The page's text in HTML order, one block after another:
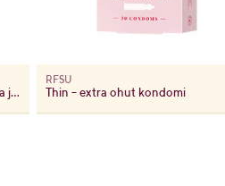
Tasty – kondomeja, joissa on makua ja tuoksua
RFSU
Thin – extra ohut kondomi